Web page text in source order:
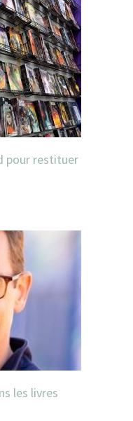
pour restituer
les livres